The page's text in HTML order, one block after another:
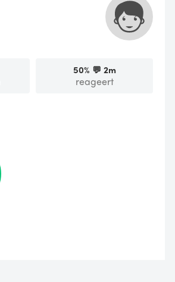
50% 💬 2m
reageert